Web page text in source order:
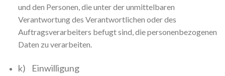
und den Personen, die unter der unmittelbaren
Verantwortung des Verantwortlichen oder des
Auftragsverarbeiters befugt sind, die personenbezogenen
Daten zu verarbeiten.
k) Einwilligung